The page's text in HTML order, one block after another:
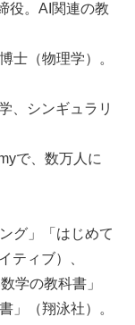
役。AI関連の教
士（物理学）。
、シンギュラリ
で、数万人に
グ」「はじめて
ティブ）、
学の教科書」
」（翔泳社）。